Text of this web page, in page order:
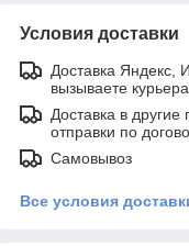
Условия доставки
Доставка Яндекс,
вызываете
Доставка в другие
отправки по
Самовывоз
Все условия